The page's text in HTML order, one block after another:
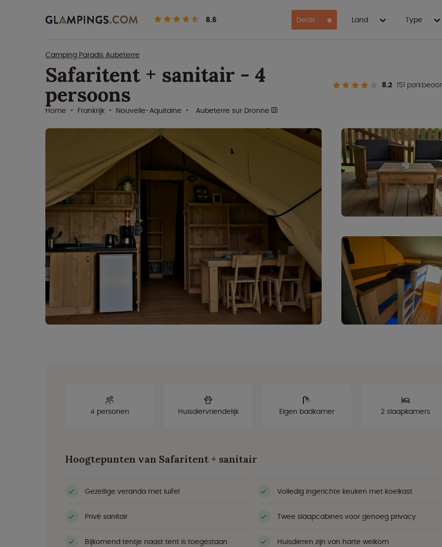
8.6 Deals Land Type
Camping Paradis Aubeterre
Safaritent + sanitair - 4
persoons 8.2 151
Home Frankrijk Nouvelle-Aquitaine Aubeterre sur Dronne
4 personen Huisdiervriendelijk Eigen badkamer 2 slaapkamers
Hoogtepunten van Safaritent + sanitair
Gezellige veranda met luifel Volledig ingerichte keuken met koelkast
Privé sanitair Twee slaapcabines voor genoeg privacy
Bijkomend tentje naast tent is toegestaan Huisdieren zijn van harte welkom